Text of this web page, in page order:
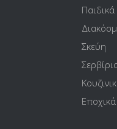
Παιδικά
Σκεύη
Εποχικά